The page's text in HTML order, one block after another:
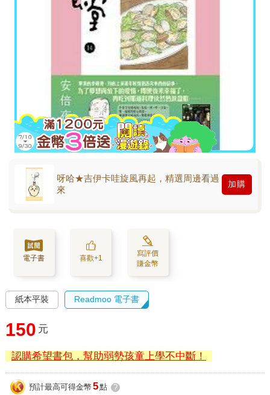
呀哈★吉伊卡哇旋風再起，精選周邊看過
來
加購
電子書 喜歡+1
寫評價
賺金幣
紙本平裝 Readmoo 電子書
150 元
認購希望書包，幫助弱勢孩童上學不中斷！
預計最高可得金幣 5點 ?